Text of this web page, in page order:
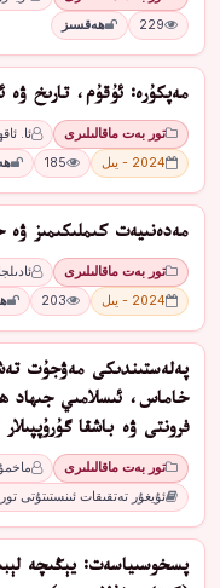
229
ھەقسىز
مەپكۇرە: ئۇقۇم، تارىخ ۋە
تور بەت ماقالىلىرى ئا.
2024 - يىل
185
مەدەنىيەت كىملىكىمىز
تور بەت ماقالىلىرى
2024 - يىل
203
پەلەستىندىكى مەۋجۇت
خاماس، ئىسلامىي جىھاد
فرونتى ۋە باشقا گۇرۇپپىلار
تور بەت ماقالىلىرى
ئۇيغۇر تەتقىقات ئىنستىتۇتى
پسخوسىياسەت: يېڭىچە